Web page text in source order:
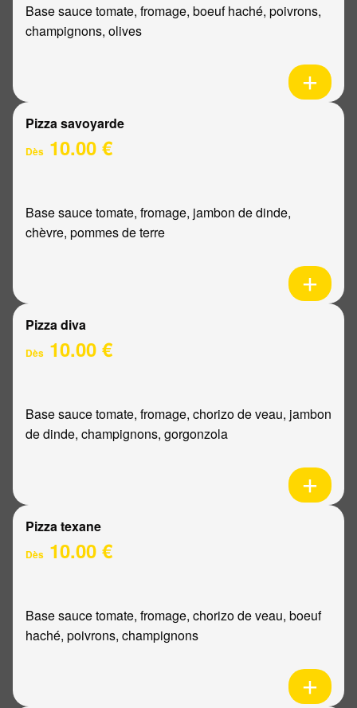
Base sauce tomate, fromage, boeuf haché, poivrons,
champignons, olives
Pizza savoyarde
Dès 10.00 €
Base sauce tomate, fromage, jambon de dinde,
chèvre, pommes de terre
Pizza diva
Dès 10.00 €
Base sauce tomate, fromage, chorizo de veau, jambon
de dinde, champignons, gorgonzola
Pizza texane
Dès 10.00 €
Base sauce tomate, fromage, chorizo de veau, boeuf
haché, poivrons, champignons